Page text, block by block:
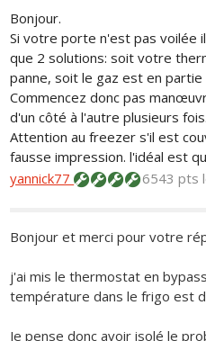
Bonjour.
Si votre porte n'est pas voilée
que 2 solutions: soit votre
panne, soit le gaz est en partie
Commencez donc pas
d'un côté à l'autre plusieurs fois.
Attention au freezer s'il est
fausse impression. l'idéal est
yannick77
6543 pts
Bonjour et merci pour votre
j'ai mis le thermostat en
température dans le frigo est
Je pense donc avoir isolé le